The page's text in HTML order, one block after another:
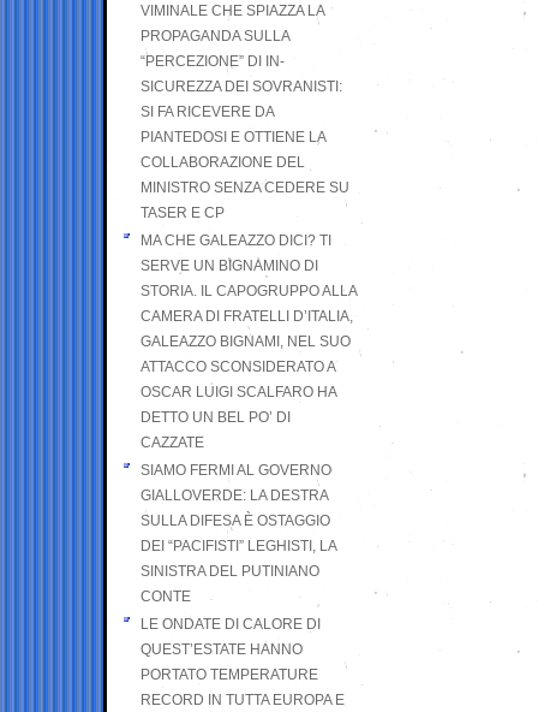
VIMINALE CHE SPIAZZA LA
PROPAGANDA SULLA
“PERCEZIONE” DI IN-
SICUREZZA DEI SOVRANISTI:
SI FA RICEVERE DA
PIANTEDOSI E OTTIENE LA
COLLABORAZIONE DEL
MINISTRO SENZA CEDERE SU
TASER E CP
MA CHE GALEAZZO DICI? TI
SERVE UN BIGNAMINO DI
STORIA. IL CAPOGRUPPO ALLA
CAMERA DI FRATELLI D’ITALIA,
GALEAZZO BIGNAMI, NEL SUO
ATTACCO SCONSIDERATO A
OSCAR LUIGI SCALFARO HA
DETTO UN BEL PO’ DI
CAZZATE
SIAMO FERMI AL GOVERNO
GIALLOVERDE: LA DESTRA
SULLA DIFESA È OSTAGGIO
DEI “PACIFISTI” LEGHISTI, LA
SINISTRA DEL PUTINIANO
CONTE
LE ONDATE DI CALORE DI
QUEST’ESTATE HANNO
PORTATO TEMPERATURE
RECORD IN TUTTA EUROPA E